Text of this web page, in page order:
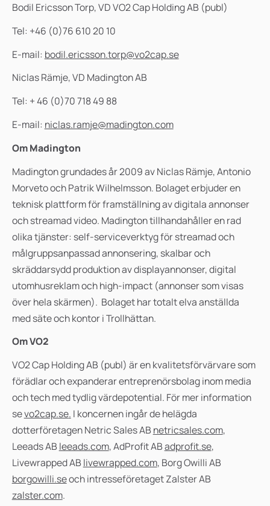
Bodil Ericsson Torp, VD VO2 Cap Holding AB (publ)
Tel: +46 (0)76 610 20 10
E-mail: bodil.ericsson.torp@vo2cap.se
Niclas Rämje, VD Madington AB
Tel: + 46 (0)70 718 49 88
E-mail: niclas.ramje@madington.com
Om Madington
Madington grundades år 2009 av Niclas Rämje, Antonio
Morveto och Patrik Wilhelmsson. Bolaget erbjuder en
teknisk plattform för framställning av digitala annonser
och streamad video. Madington tillhandahåller en rad
olika tjänster: self-serviceverktyg för streamad och
målgruppsanpassad annonsering, skalbar och
skräddarsydd produktion av displayannonser, digital
utomhusreklam och high-impact (annonser som visas
över hela skärmen). Bolaget har totalt elva anställda
med säte och kontor i Trollhättan.
Om VO2
VO2 Cap Holding AB (publ) är en kvalitetsförvärvare som
förädlar och expanderar entreprenörsbolag inom media
och tech med tydlig värdepotential. För mer information
sevo2cap.se. I koncernen ingår de helägda
dotterföretagen Netric Sales AB netricsales.com,
Leeads AB leeads.com, AdProfit ABadprofit.se,
Livewrapped AB livewrapped.com, Borg Owilli AB
borgowilli.seoch intresseföretaget Zalster AB
zalster.com.